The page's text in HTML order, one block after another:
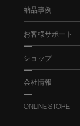
納品事例
お客様サポート
ショップ
会社情報
ONLINE STORE